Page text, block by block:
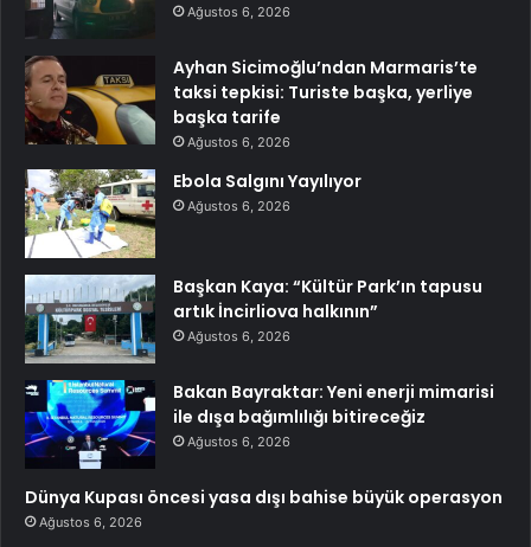
Ağustos 6, 2026
Ayhan Sicimoğlu’ndan Marmaris’te
taksi tepkisi: Turiste başka, yerliye
başka tarife
Ağustos 6, 2026
Ebola Salgını Yayılıyor
Ağustos 6, 2026
Başkan Kaya: “Kültür Park’ın tapusu
artık İncirliova halkının”
Ağustos 6, 2026
Bakan Bayraktar: Yeni enerji mimarisi
ile dışa bağımlılığı bitireceğiz
Ağustos 6, 2026
Dünya Kupası öncesi yasa dışı bahise büyük operasyon
Ağustos 6, 2026